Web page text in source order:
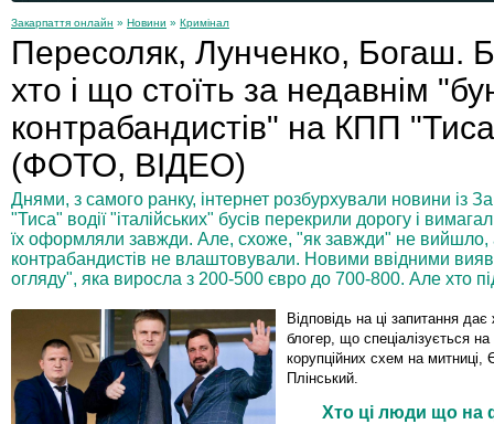
Закарпаття онлайн » Новини » Кримінал
Пересоляк, Лунченко, Богаш.
хто і що стоїть за недавнім
контрабандистів" на КПП
(ФОТО, ВІДЕО)
Днями, з самого ранку, інтернет розбурхували новини із
"Тиса" водії "італійських" бусів перекрили дорогу і
їх оформляли завжди. Але, схоже, "як завжди" не вийшло, а
контрабандистів не влаштовували. Новими ввідними
огляду", яка виросла з 200-500 євро до 700-800. Але хто
Відповідь на ці запитання дає
блогер, що спеціалізується на
корупційних схем на митниці,
Плінський.
Хто ці люди що на